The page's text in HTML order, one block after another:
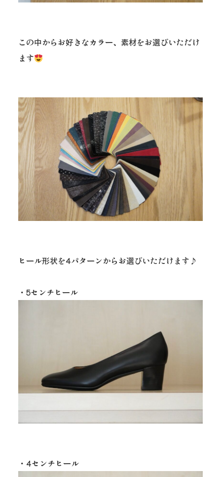
この中からお好きなカラー、素材をお選びいただけ
ます
ヒール形状を4パターンからお選びいただけます♪
・5センチヒール
・4センチヒール